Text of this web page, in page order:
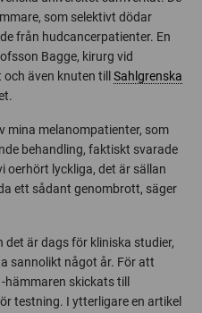
som selektivt dödar
från hudcancerpatienter. En
Bagge, kirurg vid
även knuten till Sahlgrenska
mina melanompatienter, som
behandling, faktiskt svarade
oerhört lyckliga, det är sällan
ett sådant genombrott, säger
är dags för kliniska studier,
sannolikt något år. För att
skickats till
testning. I ytterligare en artikel